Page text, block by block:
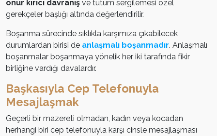
onur kırıcı davranış ve tutum sergilemesi özel
gerekçeler başlığı altında değerlendirilir.
Boşanma sürecinde sıklıkla karşımıza çıkabilecek
durumlardan birisi de anlaşmalı boşanmadır. Anlaşmalı
boşanmalar boşanmaya yönelik her iki tarafında fikir
birliğine vardığı davalardır.
Başkasıyla Cep Telefonuyla
Mesajlaşmak
Geçerli bir mazereti olmadan, kadın veya kocadan
herhangi biri cep telefonuyla karşı cinsle mesajlaşması